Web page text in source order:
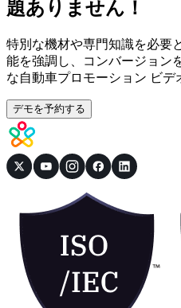
ディーラーでは試乗リク
庫回転率が大幅に向上し
ジェイク
★
"プロフェッショナルな
うになったことで、車両
大きく変わりました。以